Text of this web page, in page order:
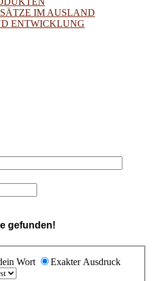
IM AUSLAND
ENTWICKLUNG
gefunden!
Wort
Exakter Ausdruck